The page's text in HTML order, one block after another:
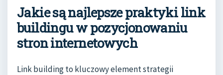
Jakie są najlepsze praktyki link
buildingu w pozycjonowaniu
stron internetowych
Link building to kluczowy element strategii